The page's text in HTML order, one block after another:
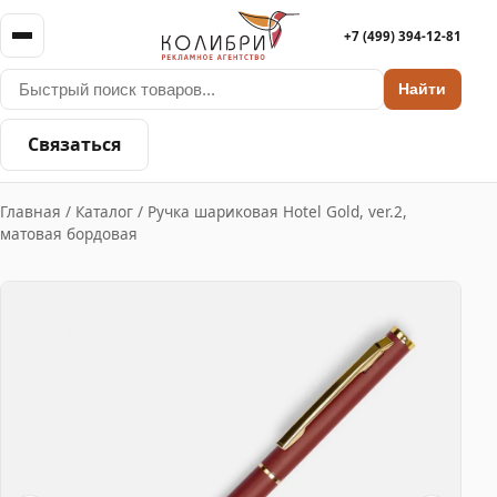
Найти
+7 (499) 394-12-81
Связаться
Главная / Каталог / Ручка шариковая Hotel Gold, ver.2,
матовая бордовая